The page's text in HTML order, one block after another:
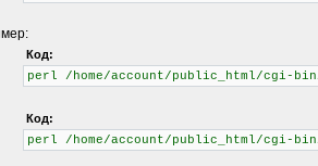
Код:
perl /home/account/public_html/cgi-
Код:
perl /home/account/public_html/cgi-